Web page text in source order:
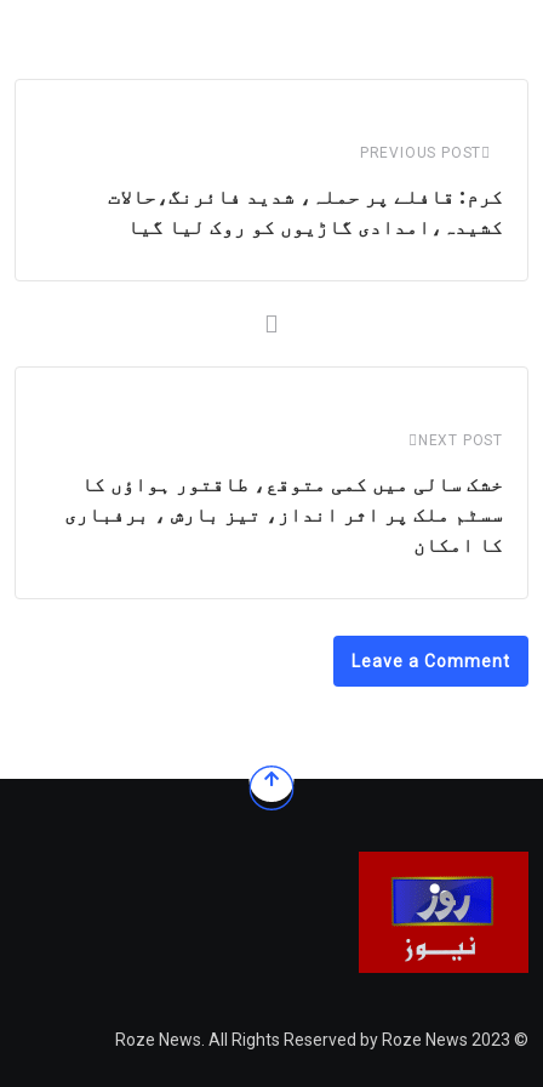
PREVIOUS POST
کرم: قافلے پر حملہ، شدید فائرنگ،حالات
کشیدہ،امدادی گاڑیوں کو روک لیا گیا
NEXT POST
خشک سالی میں کمی متوقع، طاقتور ہواؤں کا
سسٹم ملک پر اثر انداز، تیز بارش ، برفباری
کا امکان
Leave a Comment
© 2023 Roze News. All Rights Reserved by Roze News